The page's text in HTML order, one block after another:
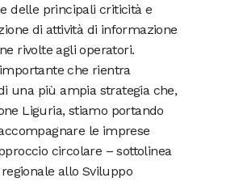
delle principali criticità e
di attività di informazione
rivolte agli operatori.
che rientra
una più ampia strategia che,
Liguria, stiamo portando
le imprese
circolare – sottolinea
regionale allo Sviluppo